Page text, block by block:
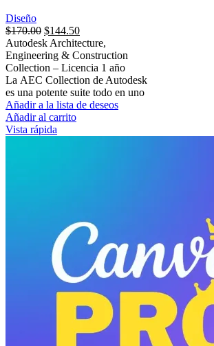
Diseño
$170.00 $144.50
Autodesk Architecture,
Engineering & Construction
Collection – Licencia 1 año
La AEC Collection de Autodesk
es una potente suite todo en uno
Añadir a la lista de deseos
Añadir al carrito
Vista rápida